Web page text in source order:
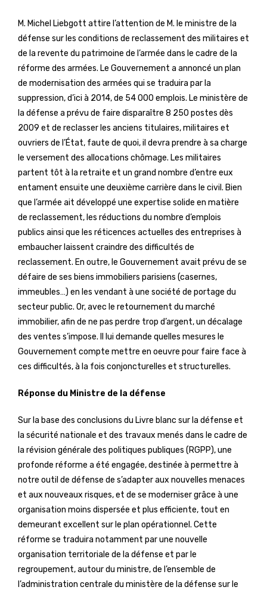
M. Michel Liebgott attire l’attention de M. le ministre de la
défense sur les conditions de reclassement des militaires et
de la revente du patrimoine de l’armée dans le cadre de la
réforme des armées. Le Gouvernement a annoncé un plan
de modernisation des armées qui se traduira par la
suppression, d’ici à 2014, de 54 000 emplois. Le ministère de
la défense a prévu de faire disparaître 8 250 postes dès
2009 et de reclasser les anciens titulaires, militaires et
ouvriers de l’État, faute de quoi, il devra prendre à sa charge
le versement des allocations chômage. Les militaires
partent tôt à la retraite et un grand nombre d’entre eux
entament ensuite une deuxième carrière dans le civil. Bien
que l’armée ait développé une expertise solide en matière
de reclassement, les réductions du nombre d’emplois
publics ainsi que les réticences actuelles des entreprises à
embaucher laissent craindre des difficultés de
reclassement. En outre, le Gouvernement avait prévu de se
défaire de ses biens immobiliers parisiens (casernes,
immeubles…) en les vendant à une société de portage du
secteur public. Or, avec le retournement du marché
immobilier, afin de ne pas perdre trop d’argent, un décalage
des ventes s’impose. Il lui demande quelles mesures le
Gouvernement compte mettre en oeuvre pour faire face à
ces difficultés, à la fois conjoncturelles et structurelles.
Réponse du Ministre de la défense
Sur la base des conclusions du Livre blanc sur la défense et
la sécurité nationale et des travaux menés dans le cadre de
la révision générale des politiques publiques (RGPP), une
profonde réforme a été engagée, destinée à permettre à
notre outil de défense de s’adapter aux nouvelles menaces
et aux nouveaux risques, et de se moderniser grâce à une
organisation moins dispersée et plus efficiente, tout en
demeurant excellent sur le plan opérationnel. Cette
réforme se traduira notamment par une nouvelle
organisation territoriale de la défense et par le
regroupement, autour du ministre, de l’ensemble de
l’administration centrale du ministère de la défense sur le